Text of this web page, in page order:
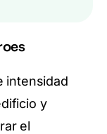
intensidad
y
el